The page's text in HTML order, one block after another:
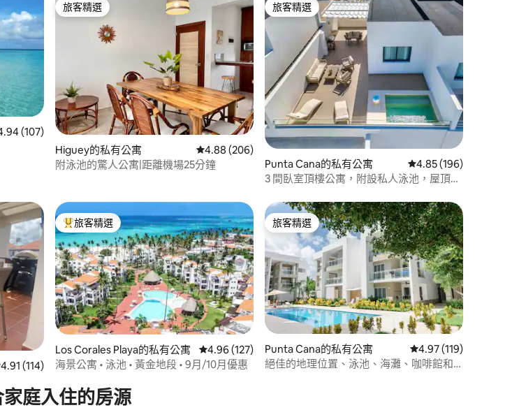
） 則評價中獲得 4.94 的平均評分（滿分 5 分）
(107)
旅客精選
旅客精選
Higuey的私有公寓 從 206 則評價中獲得 4.88 的平均評分（滿分 5 分）
4.88 (206)
附泳池的驚人公寓|距離機場25分鐘
旅客精選
旅客精選
Punta Cana的私有公寓 從 196 則評價中獲得
4.85 (196)
3 間臥室頂樓公寓，附設私人泳池，屋頂可
）
114 則評價中獲得 4.91 的平均評分（滿分 5 分）
4.91 (114)
旅客精選榜首
旅客精選
Los Corales Playa的私有公寓 從 127 則評價中獲得 4.96 的平均評分（滿分 5 分）
4.96 (127)
海景公寓 • 泳池 • 黃金地段 • 9月/10月優惠
旅客精選
旅客精選
Punta Cana的私有公寓 從 119 則評價中獲得
4.97 (119)
絕佳的地理位置、泳池、海灘、咖啡館和
庭入住的房源